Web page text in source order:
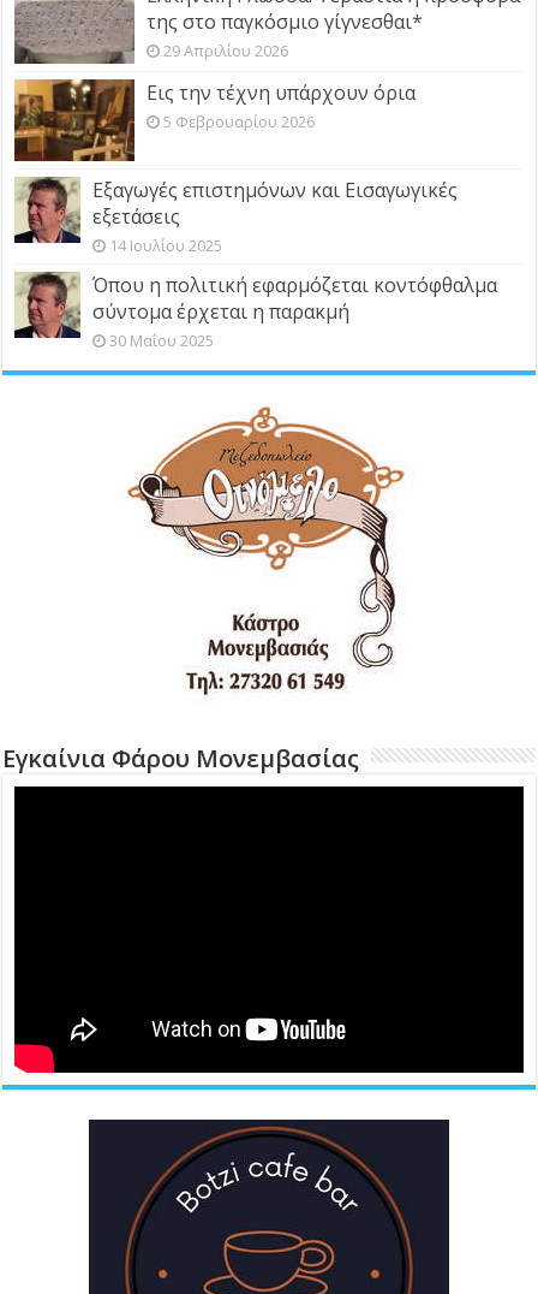
της στο παγκόσμιο γίγνεσθαι*
29 Απριλίου 2026
Εις την τέχνη υπάρχουν όρια
5 Φεβρουαρίου 2026
Εξαγωγές επιστημόνων και Εισαγωγικές
εξετάσεις
14 Ιουλίου 2025
Όπου η πολιτική εφαρμόζεται κοντόφθαλμα
σύντομα έρχεται η παρακμή
30 Μαΐου 2025
Εγκαίνια Φάρου Μονεμβασίας